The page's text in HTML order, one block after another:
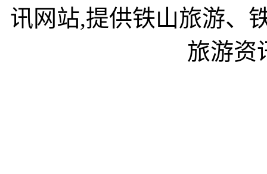
讯网站,提供铁山旅游、
旅游资